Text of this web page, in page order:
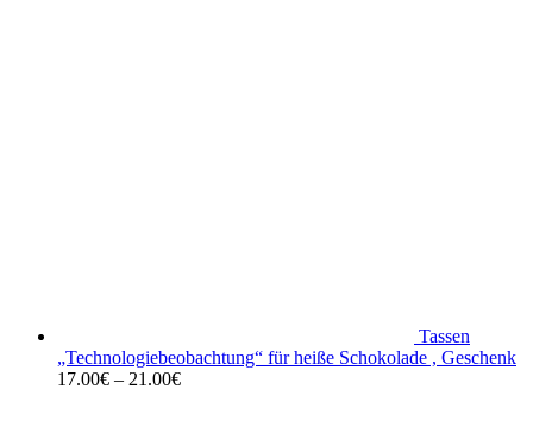
Tassen
„Technologiebeobachtung“ für heiße Schokolade , Geschenk
17.00€ – 21.00€